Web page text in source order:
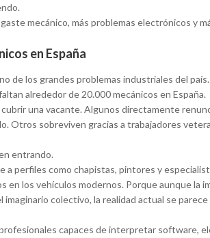
mecánico, más problemas electrónicos y
en España
de los grandes problemas industriales del
alrededor de 20.000 mecánicos en España.
una vacante. Algunos directamente
Otros sobreviven gracias a trabajadores
entrando.
a perfiles como chapistas, pintores y
en los vehículos modernos. Porque aunque la
colectivo, la realidad actual se parece
capaces de interpretar software,